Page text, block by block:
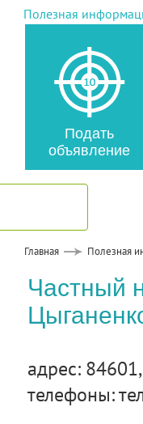
Полезная
Подать
объявление
Главная Полезная
Частный
адрес:
телефоны: